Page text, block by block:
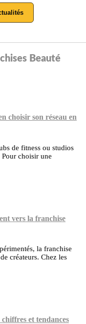
Beauté
choisir son réseau en
de fitness ou studios
choisir une
vers la franchise
la franchise
créateurs. Chez les
et tendances